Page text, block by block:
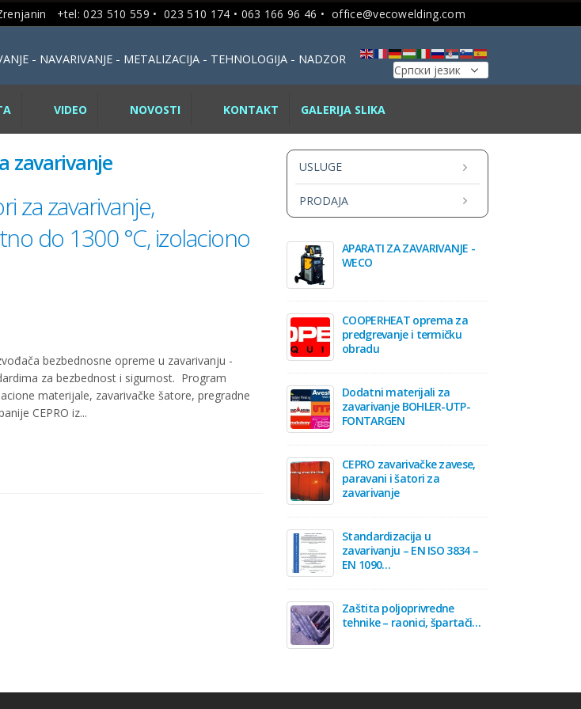
+tel: 023 510 559 • 023 510 174 • 063 166 96 46 • office@vecowelding.com
- NAVARIVANJE - METALIZACIJA - TEHNOLOGIJA - NADZOR
VIDEO NOVOSTI KONTAKT GALERIJA SLIKA
zavarivanje
za zavarivanje,
do 1300 °C, izolaciono
bezbednosne opreme u zavarivanju -
za bezbednost i sigurnost. Program
materijale, zavarivačke šatore, pregradne
CEPRO iz...
USLUGE
PRODAJA
APARATI ZA ZAVARIVANJE -
WECO
COOPERHEAT oprema za
predgrevanje i termičku
obradu
Dodatni materijali za
zavarivanje BOHLER-UTP-
FONTARGEN
CEPRO zavarivačke zavese,
paravani i šatori za
zavarivanje
Standardizacija u
zavarivanju – EN ISO 3834 –
EN 1090…
Zaštita poljoprivredne
tehnike – raonici, špartači…